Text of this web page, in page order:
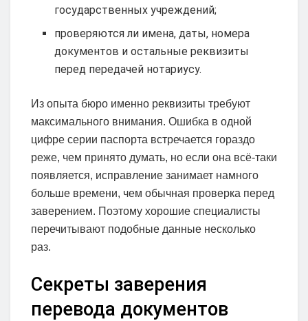
государственных учреждений;
проверяются ли имена, даты, номера
документов и остальные реквизиты
перед передачей нотариусу.
Из опыта бюро именно реквизиты требуют
максимального внимания. Ошибка в одной
цифре серии паспорта встречается гораздо
реже, чем принято думать, но если она всё-таки
появляется, исправление занимает намного
больше времени, чем обычная проверка перед
заверением. Поэтому хорошие специалисты
перечитывают подобные данные несколько
раз.
Секреты заверения
перевода документов